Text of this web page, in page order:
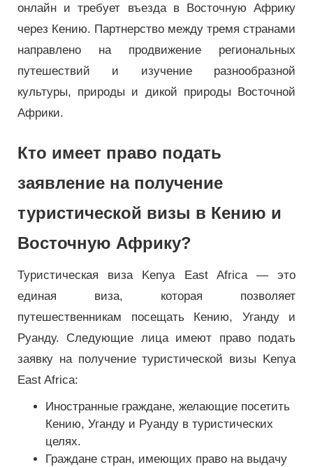
онлайн и требует въезда в Восточную Африку
через Кению. Партнерство между тремя странами
направлено на продвижение региональных
путешествий и изучение разнообразной
культуры, природы и дикой природы Восточной
Африки.
Кто имеет право подать
заявление на получение
туристической визы в Кению и
Восточную Африку?
Туристическая виза Kenya East Africa — это
единая виза, которая позволяет
путешественникам посещать Кению, Уганду и
Руанду. Следующие лица имеют право подать
заявку на получение туристической визы Kenya
East Africa:
Иностранные граждане, желающие посетить
Кению, Уганду и Руанду в туристических
целях.
Граждане стран, имеющих право на выдачу